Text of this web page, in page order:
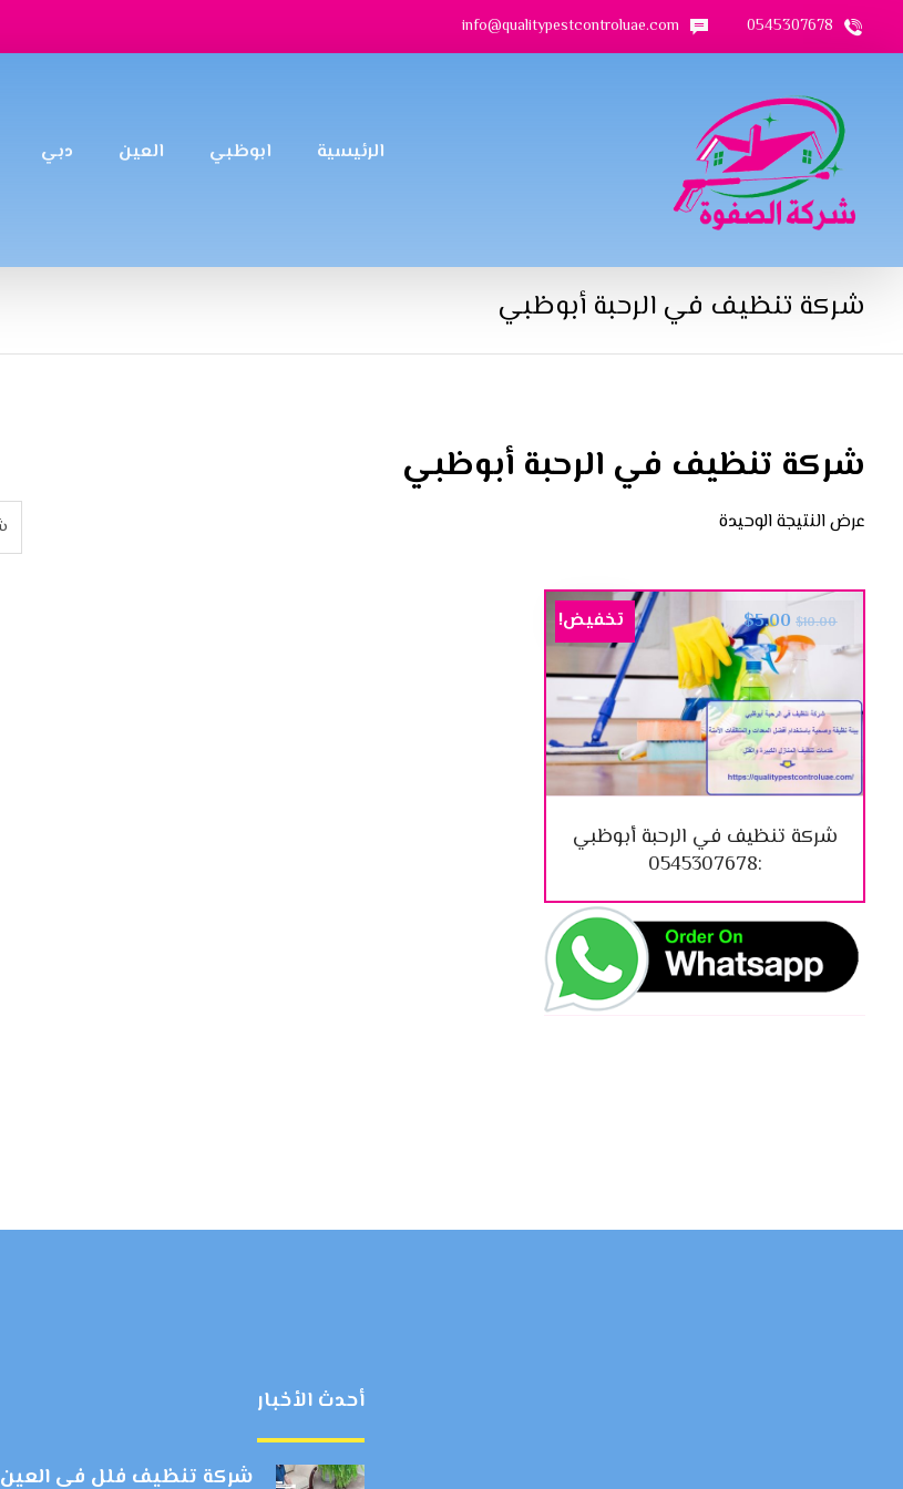
0545307678
info@qualitypestcontroluae.com
الرئيسية ابوظبي العين دبي
شركة تنظيف في الرحبة أبوظبي
شركة تنظيف في الرحبة أبوظبي
عرض النتيجة الوحيدة
شركة تنظيف في الرحبة أبوظبي
:0545307678
$10.00
$5.00 تخفيض!
أحدث الأخبار
شركة تنظيف فلل في العين